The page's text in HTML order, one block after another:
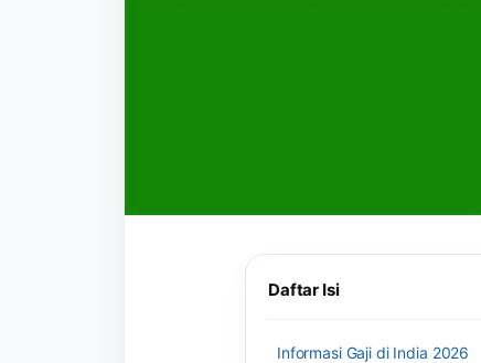
Daftar Isi
Informasi Gaji di India 2026